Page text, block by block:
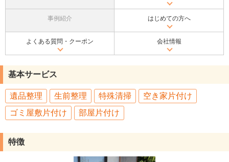
事例紹介 はじめての方へ
よくある質問・クーポン 会社情報
基本サービス
遺品整理 生前整理 特殊清掃
空き家片付け
ゴミ屋敷片付け
部屋片付け
特徴